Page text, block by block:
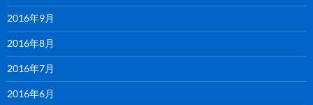
2016年9月
2016年8月
2016年7月
2016年6月